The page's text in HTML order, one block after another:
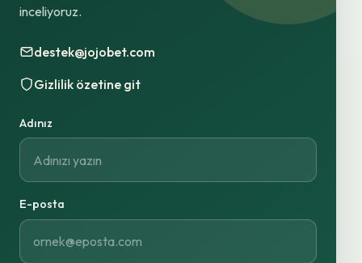
inceliyoruz.
destek@jojobet.com
Gizlilik özetine git
Adınız
E-posta